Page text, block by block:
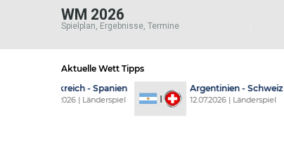
WM 2026
Spielplan, Ergebnisse, Termine
Aktuelle Wett Tipps
Argentinien - Schweiz
12.07.2026 | Länderspiel